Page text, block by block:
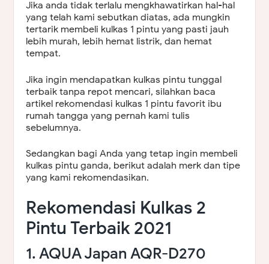
Jika anda tidak terlalu mengkhawatirkan hal-hal
yang telah kami sebutkan diatas, ada mungkin
tertarik membeli kulkas 1 pintu yang pasti jauh
lebih murah, lebih hemat listrik, dan hemat
tempat.
Jika ingin mendapatkan kulkas pintu tunggal
terbaik tanpa repot mencari, silahkan baca
artikel rekomendasi kulkas 1 pintu favorit ibu
rumah tangga yang pernah kami tulis
sebelumnya.
Sedangkan bagi Anda yang tetap ingin membeli
kulkas pintu ganda, berikut adalah merk dan tipe
yang kami rekomendasikan.
Rekomendasi Kulkas 2
Pintu Terbaik 2021
1. AQUA Japan AQR-D270